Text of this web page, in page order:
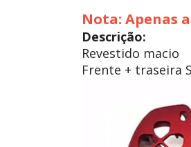
Nota: Apenas
Descrição:
Revestido macio
Frente + traseira